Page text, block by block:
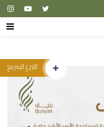
التبرع السريع